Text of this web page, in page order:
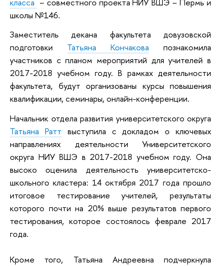
школы №146.
Заместитель декана факультета довузовской
подготовки Татьяна Кончакова познакомила
участников с планом мероприятий для учителей в
2017-2018 учебном году. В рамках деятельности
факультета, будут организованы курсы повышения
квалификации, семинары, онлайн-конференции.
Начальник отдела развития университетского округа
Татьяна Ратт выступила с докладом о ключевых
направлениях деятельности Университетского
округа НИУ ВШЭ в 2017-2018 учебном году. Она
высоко оценила деятельность университетско-
школьного кластера: 14 октября 2017 года прошло
итоговое тестирование учителей, результаты
которого почти на 20% выше результатов первого
тестирования, которое состоялось феврале 2017
года.
Кроме того, Татьяна Андреевна подчеркнула